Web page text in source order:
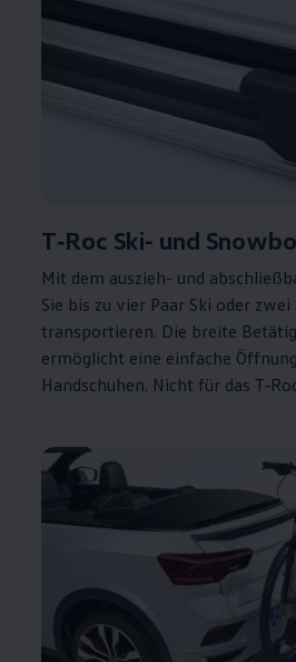
T‑Roc Ski- und
Mit dem auszieh- und
Sie bis zu vier Paar Ski oder
transportieren. Die breite
ermöglicht eine einfache
Handschuhen. Nicht für das